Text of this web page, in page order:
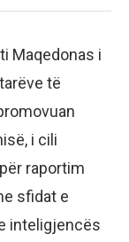
Maqedonas i
të
i cili
raportim
sfidat e
inteligjencës